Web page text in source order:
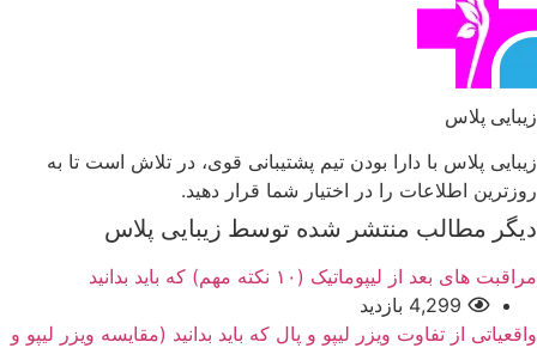
زیبایی پلاس
زیبایی پلاس با دارا بودن تیم پشتیبانی قوی، در تلاش است تا به
روزترین اطلاعات را در اختیار شما قرار دهید.
دیگر مطالب منتشر شده توسط زیبایی پلاس
مراقبت های بعد از لیپوماتیک (۱۰ نکته مهم) که باید بدانید
واقعیاتی از تفاوت ویزر لیپو و پال که باید بدانید (مقایسه ویزر لیپو و